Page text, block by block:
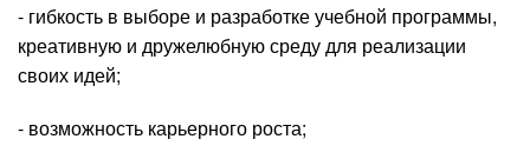
- гибкость в выборе и разработке учебной программы,
креативную и дружелюбную среду для реализации
своих идей;
- возможность карьерного роста;